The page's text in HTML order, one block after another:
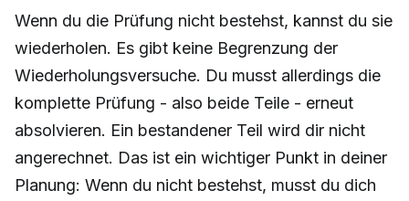
Wenn du die Prüfung nicht bestehst, kannst du sie
wiederholen. Es gibt keine Begrenzung der
Wiederholungsversuche. Du musst allerdings die
komplette Prüfung - also beide Teile - erneut
absolvieren. Ein bestandener Teil wird dir nicht
angerechnet. Das ist ein wichtiger Punkt in deiner
Planung: Wenn du nicht bestehst, musst du dich